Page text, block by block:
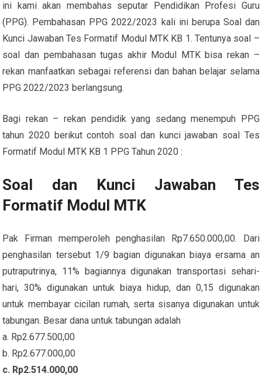
ini kami akan membahas seputar Pendidikan Profesi Guru
(PPG). Pembahasan PPG 2022/2023 kali ini berupa Soal dan
Kunci Jawaban Tes Formatif Modul MTK KB 1. Tentunya soal –
soal dan pembahasan tugas akhir Modul MTK bisa rekan –
rekan manfaatkan sebagai referensi dan bahan belajar selama
PPG 2022/2023 berlangsung.
Bagi rekan – rekan pendidik yang sedang menempuh PPG
tahun 2020 berikut contoh soal dan kunci jawaban soal Tes
Formatif Modul MTK KB 1 PPG Tahun 2020 :
Soal dan Kunci Jawaban Tes
Formatif Modul MTK
Pak Firman memperoleh penghasilan Rp7.650.000,00. Dari
penghasilan tersebut 1/9 bagian digunakan biaya ersama an
putraputrinya, 11% bagiannya digunakan transportasi sehari-
hari, 30% digunakan untuk biaya hidup, dan 0,15 digunakan
untuk membayar cicilan rumah, serta sisanya digunakan untuk
tabungan. Besar dana untuk tabungan adalah
a. Rp2.677.500,00
b. Rp2.677.000,00
c. Rp2.514.000,00